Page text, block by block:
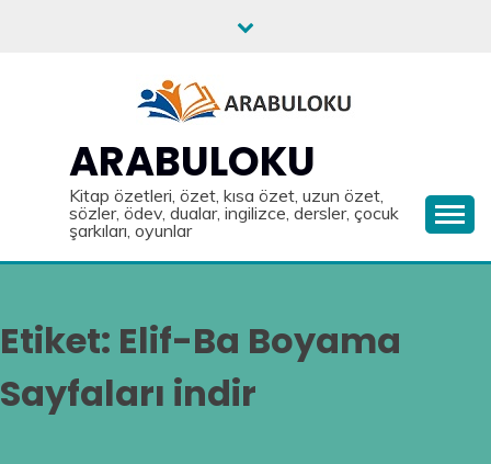
ARABULOKU
Kitap özetleri, özet, kısa özet, uzun özet,
sözler, ödev, dualar, ingilizce, dersler, çocuk
şarkıları, oyunlar
Etiket: Elif-Ba Boyama
Sayfaları indir